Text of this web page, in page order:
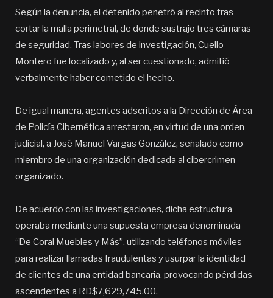
Según la denuncia, el detenido penetró al recinto tras
cortar la malla perimetral, de donde sustrajo tres cámaras
de seguridad. Tras labores de investigación, Cuello
Montero fue localizado y, al ser cuestionado, admitió
verbalmente haber cometido el hecho.
De igual manera, agentes adscritos a la Dirección de Área
de Policía Cibernética arrestaron, en virtud de una orden
judicial, a José Manuel Vargas González, señalado como
miembro de una organización dedicada al cibercrimen
organizado.
De acuerdo con las investigaciones, dicha estructura
operaba mediante una supuesta empresa denominada
“De Coral Muebles y Más”, utilizando teléfonos móviles
para realizar llamadas fraudulentas y usurpar la identidad
de clientes de una entidad bancaria, provocando pérdidas
ascendentes a RD$7,629,745.00.